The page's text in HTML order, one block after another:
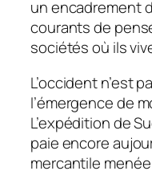
un encadrement
courants de
sociétés où ils
L’occident n’est
l’émergence de
L’expédition de
paie encore
mercantile